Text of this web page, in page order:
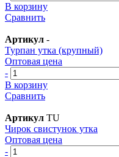
В корзину
Сравнить
Артикул -
Турпан утка (крупный)
Оптовая цена
-
В корзину
Сравнить
Артикул TU
Чирок свистунок утка
Оптовая цена
-